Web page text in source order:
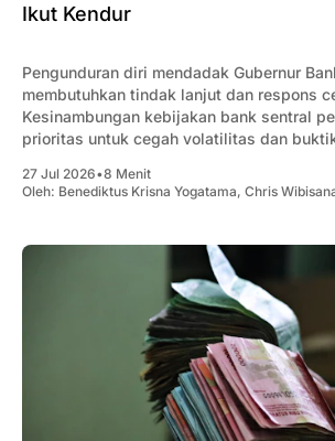
Ikut Kendur
Pengunduran diri mendadak Gubernur
membutuhkan tindak lanjut dan respons
Kesinambungan kebijakan bank sentral
prioritas untuk cegah volatilitas dan
27 Jul 2026•8 Menit
Oleh: Benediktus Krisna Yogatama, Chris